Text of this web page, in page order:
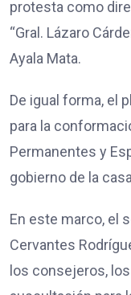
protesta como
“Gral. Lázaro
Ayala Mata.
De igual forma, el
para la
Permanentes y
gobierno de la
En este marco, el
Cervantes
los consejeros,